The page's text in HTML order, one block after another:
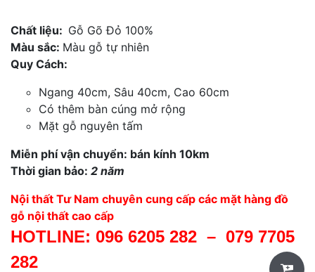
Chất liệu: Gỗ Gõ Đỏ 100%
Màu sắc: Màu gỗ tự nhiên
Quy Cách:
Ngang 40cm, Sâu 40cm, Cao 60cm
Có thêm bàn cúng mở rộng
Mặt gỗ nguyên tấm
Miễn phí vận chuyển: bán kính 10km
Thời gian bảo: 2 năm
Nội thất Tư Nam chuyên cung cấp các mặt hàng đồ
gỗ nội thất cao cấp
HOTLINE: 096 6205 282 – 079 7705
282